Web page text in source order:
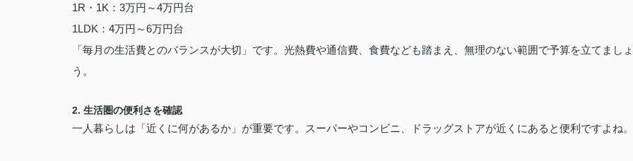
1R・1K：3万円～4万円台
1LDK：4万円～6万円台
「毎月の生活費とのバランスが大切」です。光熱費や通信費、食費なども踏まえ、無理のない範囲で予算を立てましょ
う。
2. 生活圏の便利さを確認
一人暮らしは「近くに何があるか」が重要です。スーパーやコンビニ、ドラッグストアが近くにあると便利ですよね。